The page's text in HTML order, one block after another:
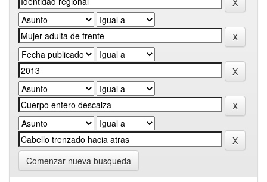
Comenzar nueva busqueda